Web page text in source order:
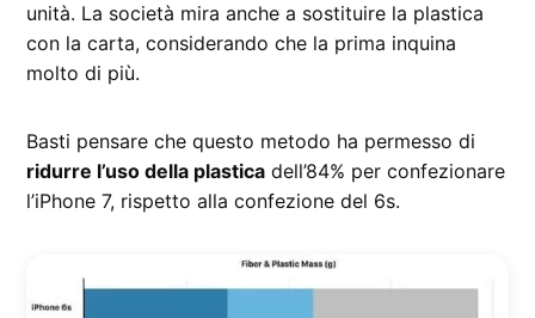
unità. La società mira anche a sostituire la plastica
con la carta, considerando che la prima inquina
molto di più.
Basti pensare che questo metodo ha permesso di
ridurre l’uso della plastica dell’84% per confezionare
l’iPhone 7, rispetto alla confezione del 6s.